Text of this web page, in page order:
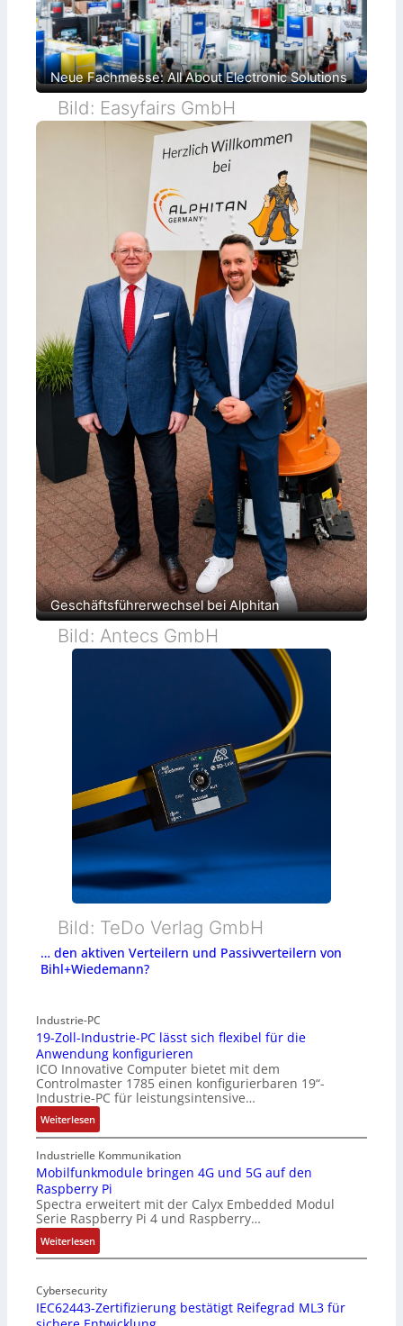
Neue Fachmesse: All About Electronic Solutions
Bild: Easyfairs GmbH
Geschäftsführerwechsel bei Alphitan
Bild: Antecs GmbH
Bild: TeDo Verlag GmbH
… den aktiven Verteilern und Passivverteilern von
Bihl+Wiedemann?
Industrie-PC
19-Zoll-Industrie-PC lässt sich flexibel für die
Anwendung konfigurieren
ICO Innovative Computer bietet mit dem
Controlmaster 1785 einen konfigurierbaren 19“-
Industrie-PC für leistungsintensive…
Weiterlesen:
1
9
-
Z
o
l
l
-
n
d
Industrielle Kommunikation
Mobilfunkmodule bringen 4G und 5G auf den
Raspberry Pi
Spectra erweitert mit der Calyx Embedded Modul
Serie Raspberry Pi 4 und Raspberry…
Weiterlesen:
M
b
i
Cybersecurity
IEC62443-Zertifizierung bestätigt Reifegrad ML3 für